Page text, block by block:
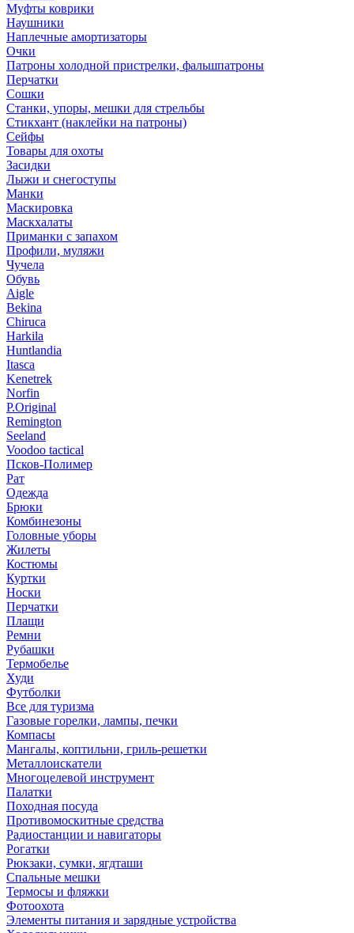
Муфты коврики
Наушники
Наплечные амортизаторы
Очки
Патроны холодной пристрелки, фальшпатроны
Перчатки
Сошки
Станки, упоры, мешки для стрельбы
Стикхант (наклейки на патроны)
Сейфы
Товары для охоты
Засидки
Лыжи и снегоступы
Манки
Маскировка
Маскхалаты
Приманки с запахом
Профили, муляжи
Чучела
Обувь
Aigle
Bekina
Chiruсa
Harkila
Huntlandia
Itasca
Kenetrek
Norfin
P.Original
Remington
Seeland
Voodoo tactical
Псков-Полимер
Рат
Одежда
Брюки
Комбинезоны
Головные уборы
Жилеты
Костюмы
Куртки
Носки
Перчатки
Плащи
Ремни
Рубашки
Термобелье
Худи
Футболки
Все для туризма
Газовые горелки, лампы, печки
Компасы
Мангалы, коптильни, гриль-решетки
Металлоискатели
Многоцелевой инструмент
Палатки
Походная посуда
Противомоскитные средства
Радиостанции и навигаторы
Рогатки
Рюкзаки, сумки, ягдташи
Спальные мешки
Термосы и фляжки
Фотоохота
Элементы питания и зарядные устройства